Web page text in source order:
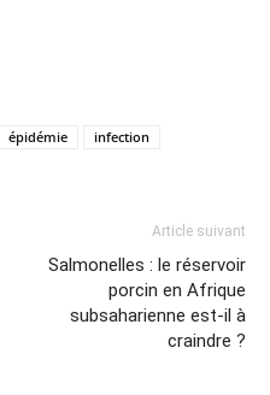
épidémie
infection
Article suivant
Salmonelles : le réservoir
porcin en Afrique
subsaharienne est-il à
craindre ?